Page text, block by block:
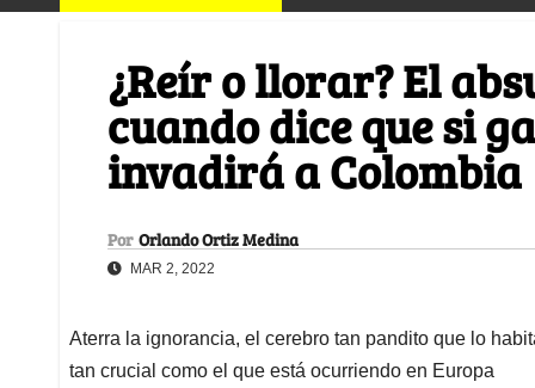
¿Reír o llorar? El
cuando dice que si
invadirá a Colombia
Por Orlando Ortiz Medina
MAR 2, 2022
Aterra la ignorancia, el cerebro tan pandito que lo
tan crucial como el que está ocurriendo en Europa